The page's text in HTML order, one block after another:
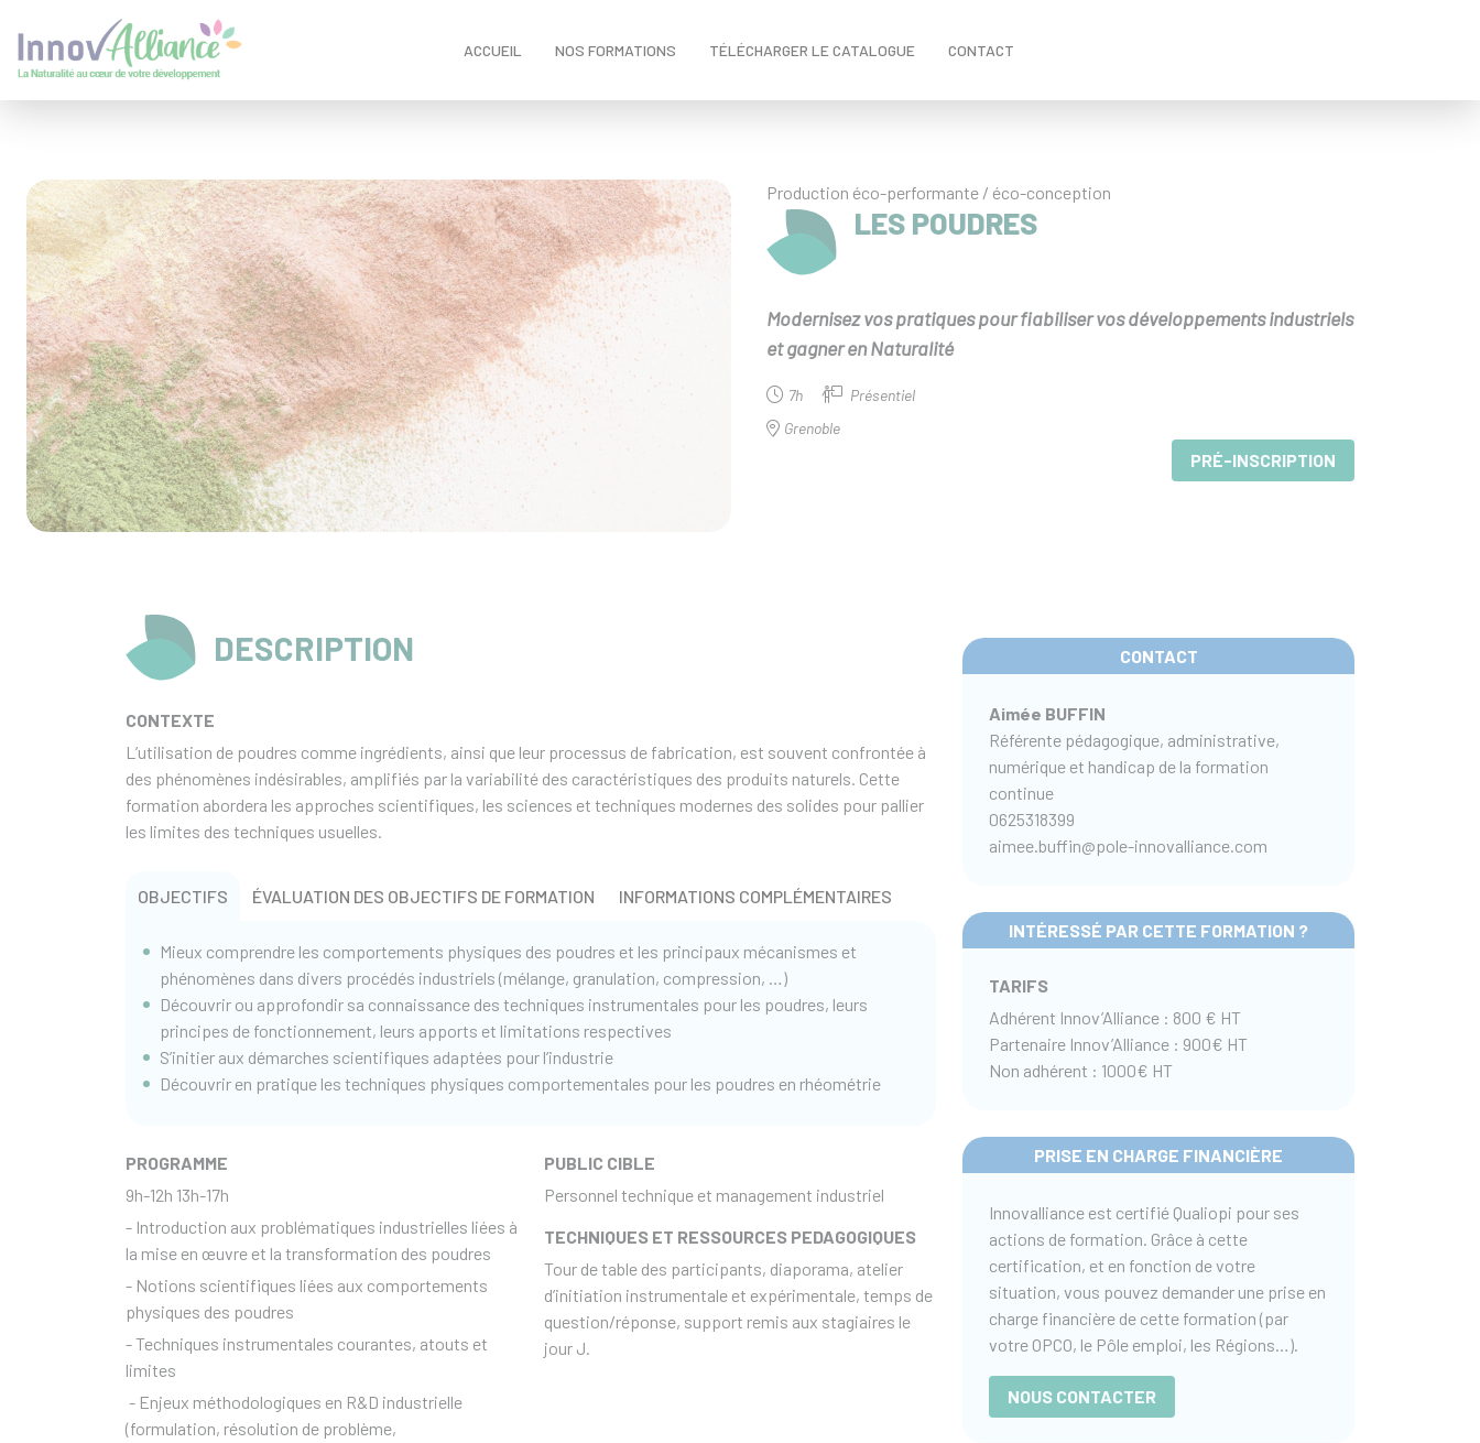
ACCUEIL NOS FORMATIONS TÉLÉCHARGER LE CATALOGUE CONTACT
Production éco-performante / éco-conception
LES POUDRES
Modernisez vos pratiques pour fiabiliser vos développements industriels
et gagner en Naturalité
7h
Présentiel
Grenoble
PRÉ-INSCRIPTION
DESCRIPTION
CONTEXTE
L’utilisation de poudres comme ingrédients, ainsi que leur processus de fabrication, est souvent confrontée à
des phénomènes indésirables, amplifiés par la variabilité des caractéristiques des produits naturels. Cette
formation abordera les approches scientifiques, les sciences et techniques modernes des solides pour pallier
les limites des techniques usuelles.
OBJECTIFS ÉVALUATION DES OBJECTIFS DE FORMATION INFORMATIONS COMPLÉMENTAIRES
Mieux comprendre les comportements physiques des poudres et les principaux mécanismes et
phénomènes dans divers procédés industriels (mélange, granulation, compression, …)
Découvrir ou approfondir sa connaissance des techniques instrumentales pour les poudres, leurs
principes de fonctionnement, leurs apports et limitations respectives
S’initier aux démarches scientifiques adaptées pour l’industrie
Découvrir en pratique les techniques physiques comportementales pour les poudres en rhéométrie
PROGRAMME
9h-12h 13h-17h
- Introduction aux problématiques industrielles liées à
la mise en œuvre et la transformation des poudres
- Notions scientifiques liées aux comportements
physiques des poudres
- Techniques instrumentales courantes, atouts et
limites
- Enjeux méthodologiques en R&D industrielle
(formulation, résolution de problème,
PUBLIC CIBLE
Personnel technique et management industriel
TECHNIQUES ET RESSOURCES PEDAGOGIQUES
Tour de table des participants, diaporama, atelier
d’initiation instrumentale et expérimentale, temps de
question/réponse, support remis aux stagiaires le
jour J.
CONTACT
Aimée BUFFIN
Référente pédagogique, administrative,
numérique et handicap de la formation
continue
0625318399
aimee.buffin@pole-innovalliance.com
INTÉRESSÉ PAR CETTE FORMATION ?
TARIFS
Adhérent Innov’Alliance : 800 € HT
Partenaire Innov’Alliance : 900€ HT
Non adhérent : 1000€ HT
PRISE EN CHARGE FINANCIÈRE
Innovalliance est certifié Qualiopi pour ses
actions de formation. Grâce à cette
certification, et en fonction de votre
situation, vous pouvez demander une prise en
charge financière de cette formation (par
votre OPCO, le Pôle emploi, les Régions…).
NOUS CONTACTER